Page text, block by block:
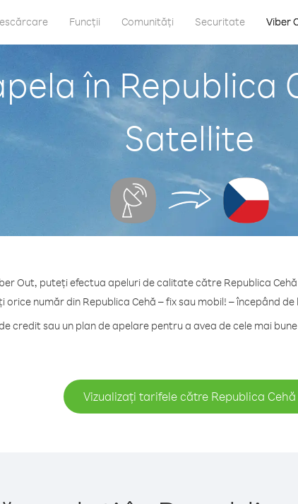
Funcții Comunități Securitate Viber
în Republica
Satellite
Out, puteți efectua apeluri de calitate către Republica
orice număr din Republica Cehă – fix sau mobil! – începând
credit sau un plan de apelare pentru a avea de cele mai
Vizualizați tarifele către Republica Cehă